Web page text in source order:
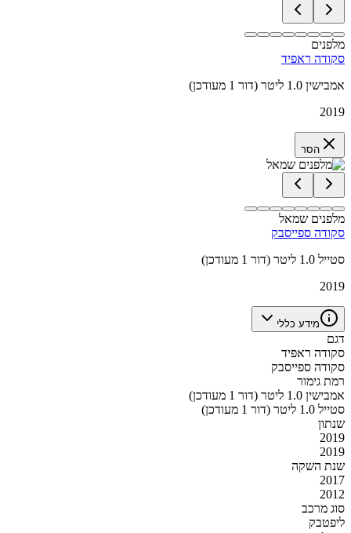
מלפנים
סקודה ראפיד
אמבישין 1.0 ליטר (דור 1 מעודכן)
2019
הסר
מלפנים שמאל
סקודה ספייסבק
סטייל 1.0 ליטר (דור 1 מעודכן)
2019
מידע כללי
דגם
סקודה ראפיד
סקודה ספייסבק
רמת גימור
אמבישין 1.0 ליטר (דור 1 מעודכן)
סטייל 1.0 ליטר (דור 1 מעודכן)
שנתון
2019
2019
שנת השקה
2017
2012
סוג מרכב
ליפטבק